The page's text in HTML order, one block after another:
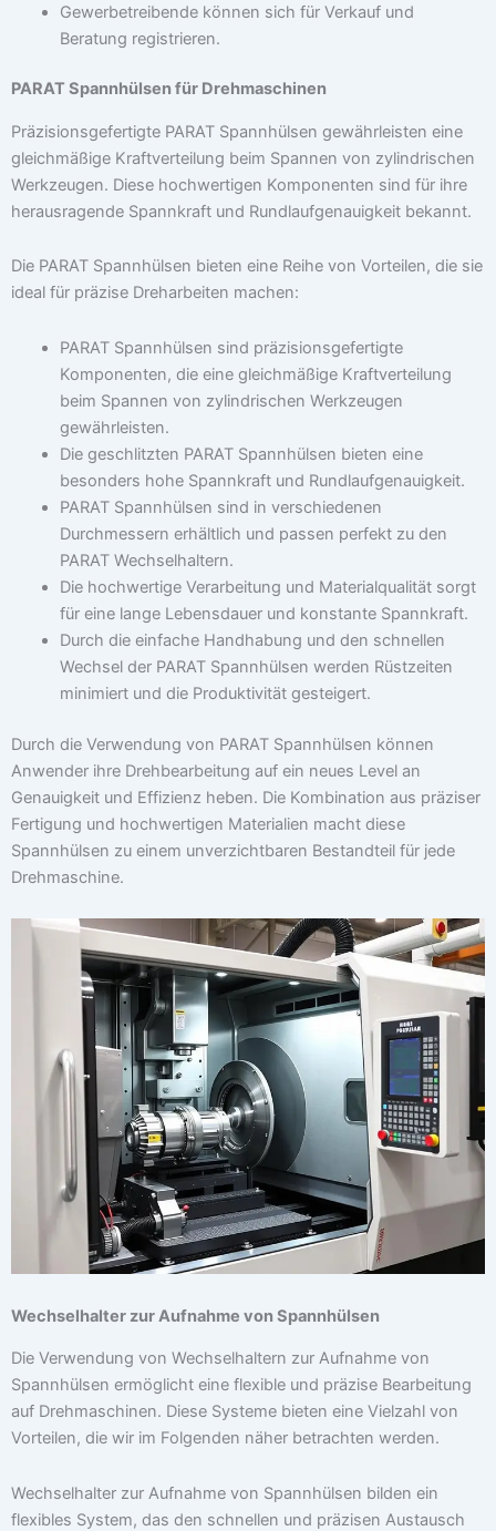
Gewerbetreibende können sich für Verkauf und
Beratung registrieren.
PARAT Spannhülsen für Drehmaschinen
Präzisionsgefertigte PARAT Spannhülsen gewährleisten eine
gleichmäßige Kraftverteilung beim Spannen von zylindrischen
Werkzeugen. Diese hochwertigen Komponenten sind für ihre
herausragende Spannkraft und Rundlaufgenauigkeit bekannt.
Die PARAT Spannhülsen bieten eine Reihe von Vorteilen, die sie
ideal für präzise Dreharbeiten machen:
PARAT Spannhülsen sind präzisionsgefertigte
Komponenten, die eine gleichmäßige Kraftverteilung
beim Spannen von zylindrischen Werkzeugen
gewährleisten.
Die geschlitzten PARAT Spannhülsen bieten eine
besonders hohe Spannkraft und Rundlaufgenauigkeit.
PARAT Spannhülsen sind in verschiedenen
Durchmessern erhältlich und passen perfekt zu den
PARAT Wechselhaltern.
Die hochwertige Verarbeitung und Materialqualität sorgt
für eine lange Lebensdauer und konstante Spannkraft.
Durch die einfache Handhabung und den schnellen
Wechsel der PARAT Spannhülsen werden Rüstzeiten
minimiert und die Produktivität gesteigert.
Durch die Verwendung von PARAT Spannhülsen können
Anwender ihre Drehbearbeitung auf ein neues Level an
Genauigkeit und Effizienz heben. Die Kombination aus präziser
Fertigung und hochwertigen Materialien macht diese
Spannhülsen zu einem unverzichtbaren Bestandteil für jede
Drehmaschine.
Wechselhalter zur Aufnahme von Spannhülsen
Die Verwendung von Wechselhaltern zur Aufnahme von
Spannhülsen ermöglicht eine flexible und präzise Bearbeitung
auf Drehmaschinen. Diese Systeme bieten eine Vielzahl von
Vorteilen, die wir im Folgenden näher betrachten werden.
Wechselhalter zur Aufnahme von Spannhülsen bilden ein
flexibles System, das den schnellen und präzisen Austausch